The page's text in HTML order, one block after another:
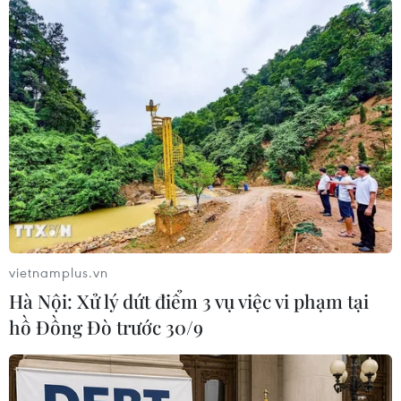
Theo dõi VietnamPlus
TIN LIÊN QUAN
vietnamplus.vn
Hà Nội: Xử lý dứt điểm 3 vụ việc vi phạm tại
hồ Đồng Đò trước 30/9